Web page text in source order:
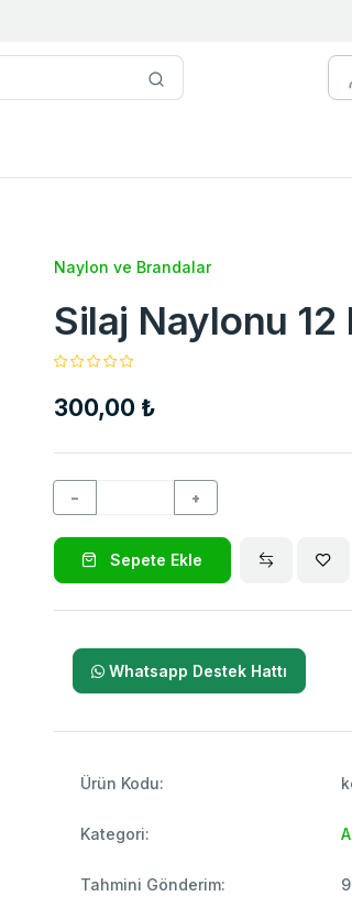
Naylon ve Brandalar
Silaj Naylonu
300,00 ₺
− +
Sepete Ekle
Whatsapp Destek Hattı
Ürün Kodu:
Kategori:
Tahmini Gönderim: